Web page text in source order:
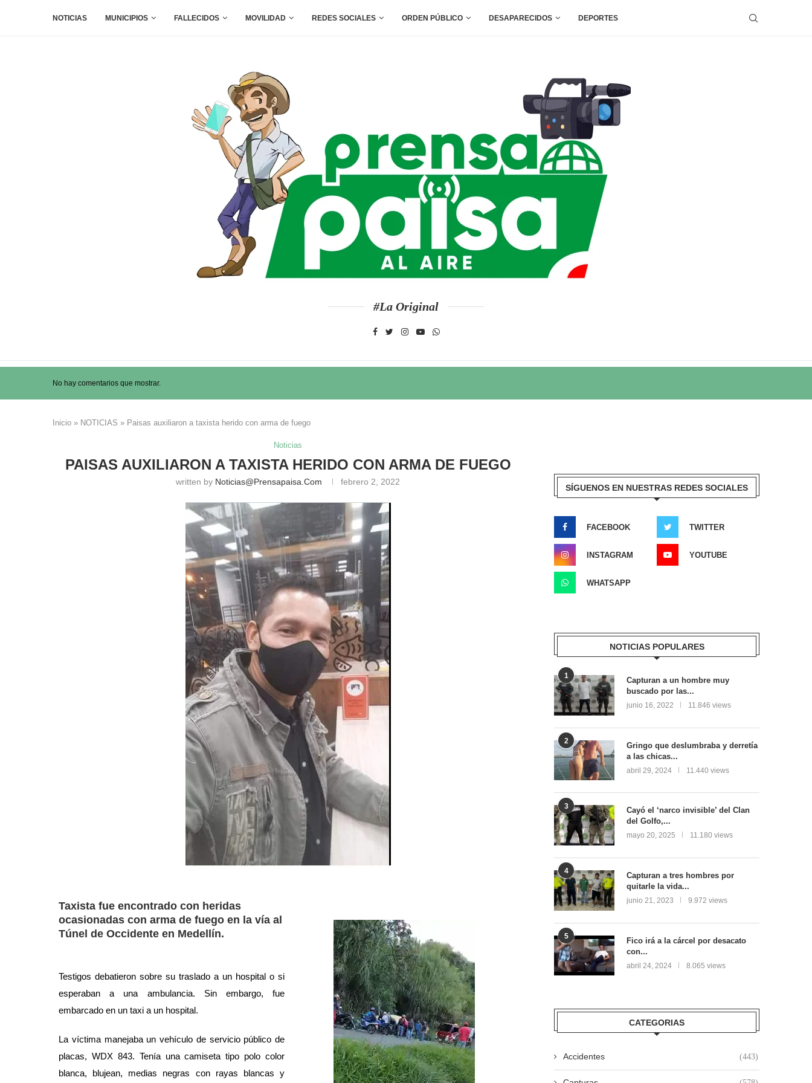
NOTICIAS MUNICIPIOS FALLECIDOS MOVILIDAD REDES SOCIALES ORDEN PÚBLICO DESAPARECIDOS DEPORTES
#La Original
No hay comentarios que mostrar.
Inicio » NOTICIAS » Paisas auxiliaron a taxista herido con arma de fuego
Noticias
PAISAS AUXILIARON A TAXISTA HERIDO CON ARMA DE FUEGO
written by Noticias@prensapaisa.com febrero 2, 2022
Taxista fue encontrado con heridas
ocasionadas con arma de fuego en la vía al
Túnel de Occidente en Medellín.
Testigos debatieron sobre su traslado a un hospital o si
esperaban a una ambulancia. Sin embargo, fue
embarcado en un taxi a un hospital.
La víctima manejaba un vehículo de servicio público de
placas, WDX 843. Tenía una camiseta tipo polo color
blanca, blujean, medias negras con rayas blancas y
SÍGUENOS EN NUESTRAS REDES SOCIALES
FACEBOOK TWITTER
INSTAGRAM YOUTUBE
WHATSAPP
NOTICIAS POPULARES
1
Capturan a un hombre muy
buscado por las...
junio 16, 2022 11.846 views
2
Gringo que deslumbraba y derretía
a las chicas...
abril 29, 2024 11.440 views
3
Cayó el ‘narco invisible’ del Clan
del Golfo,...
mayo 20, 2025 11.180 views
4
Capturan a tres hombres por
quitarle la vida...
junio 21, 2023 9.972 views
5
Fico irá a la cárcel por desacato
con...
abril 24, 2024 8.065 views
CATEGORIAS
Accidentes (443)